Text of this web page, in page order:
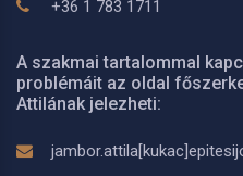
+36 1 783 1711
A szakmai tartalommal
problémáit az oldal
Attilának jelezheti: